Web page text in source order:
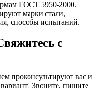
ГОСТ 5950-2000.
марки стали,
способы испытаний.
с
проконсультируют вас и
Звоните, пишите